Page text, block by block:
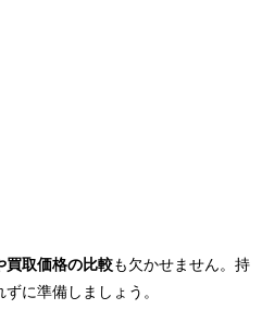
買取価格の比較も欠かせません。持
に準備しましょう。